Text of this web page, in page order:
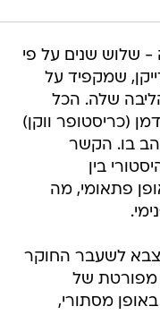
- שלוש שנים על פי
שמקפיד על
שלה. הכל
(כריסטופר ווקן)
בו. הקשר
בין
פתאומי, מה
צבא לשעבר החוקר
מפורטת של
מסתורי,